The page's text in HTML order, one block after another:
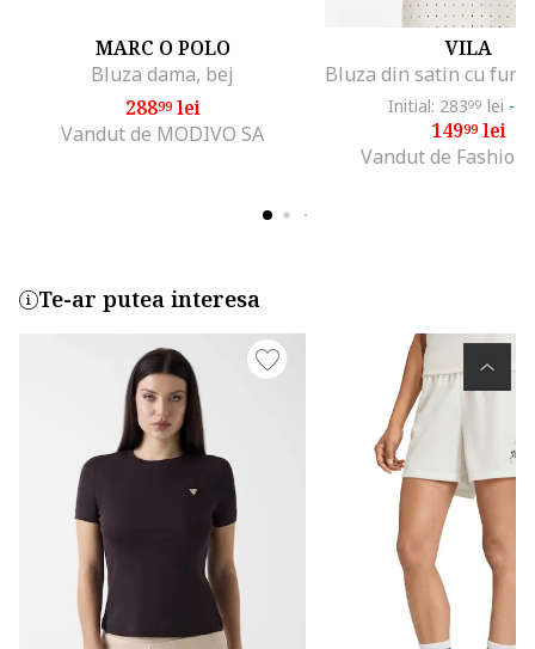
MARC O POLO
Bluza dama, bej
28899lei
Vandut de MODIVO SA
VILA
Initial: 28399 lei -
14999lei
Vandut de Fashion
Te-ar putea interesa